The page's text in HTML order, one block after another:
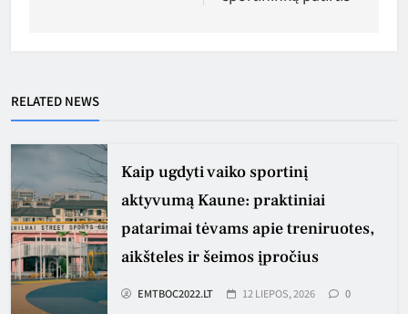
RELATED NEWS
Kaip ugdyti vaiko sportinį
aktyvumą Kaune: praktiniai
patarimai tėvams apie treniruotes,
aikšteles ir šeimos įpročius
EMTBOC2022.LT 12 LIEPOS, 2026 0